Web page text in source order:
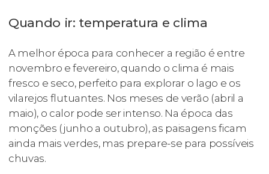
Quando ir: temperatura e clima
A melhor época para conhecer a região é entre
novembro e fevereiro, quando o clima é mais
fresco e seco, perfeito para explorar o lago e os
vilarejos flutuantes. Nos meses de verão (abril a
maio), o calor pode ser intenso. Na época das
monções (junho a outubro), as paisagens ficam
ainda mais verdes, mas prepare-se para possíveis
chuvas.